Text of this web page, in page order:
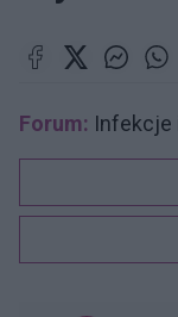
Forum: Infekcje